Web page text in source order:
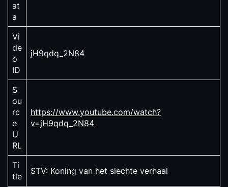
at
a
Vi
de
o
ID
jH9qdq_2N84
S
ou
rc
e
U
RL
https://www.youtube.com/watch?
v=jH9qdq_2N84
Ti
tle
STV: Koning van het slechte verhaal